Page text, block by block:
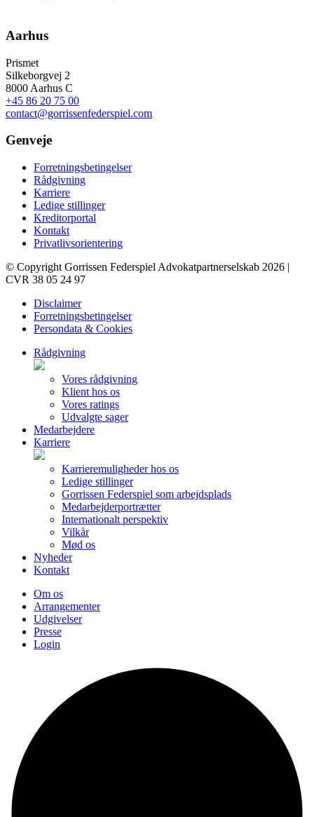
Aarhus
Prismet
Silkeborgvej 2
8000 Aarhus C
+45 86 20 75 00
contact@gorrissenfederspiel.com
Genveje
Forretningsbetingelser
Rådgivning
Karriere
Ledige stillinger
Kreditorportal
Kontakt
Privatlivsorientering
© Copyright Gorrissen Federspiel Advokatpartnerselskab 2026 |
CVR 38 05 24 97
Disclaimer
Forretningsbetingelser
Persondata & Cookies
Rådgivning
Vores rådgivning
Klient hos os
Vores ratings
Udvalgte sager
Medarbejdere
Karriere
Karrieremuligheder hos os
Ledige stillinger
Gorrissen Federspiel som arbejdsplads
Medarbejderportrætter
Internationalt perspektiv
Vilkår
Mød os
Nyheder
Kontakt
Om os
Arrangementer
Udgivelser
Presse
Login